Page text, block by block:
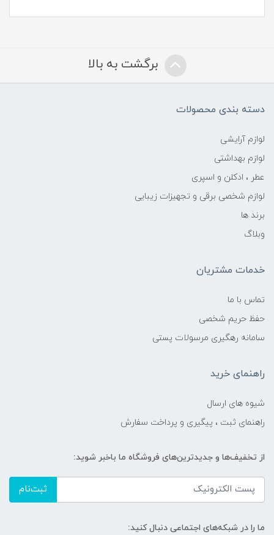
برگشت به بالا
دسته بندی محصولات
لوازم آرایشی
لوازم بهداشتی
عطر ، ادکلن و اسپری
لوازم شخصی برقی و تجهیزات زیبایی
برند ها
وبلاگ
خدمات مشتریان
تماس با ما
حفظ حریم شخصی
سامانه رهگیری مرسولات پستی
راهنمای خرید
شیوه های ارسال
راهنمای ثبت ، پیگیری و پرداخت سفارش
از تخفیف‌ها و جدیدترین‌های فروشگاه ما باخبر شوید:
ثبت‌نام
ما را در شبکه‌های اجتماعی دنبال کنید: